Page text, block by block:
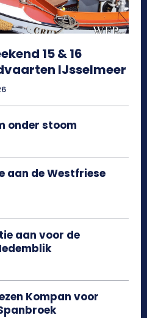
15 & 16
IJsselmeer
onder stoom
aan de Westfriese
aan voor de
Kompan voor